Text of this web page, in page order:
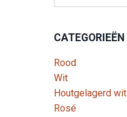
CATEGORIEËN
Rood
Wit
Houtgelagerd wit
Rosé